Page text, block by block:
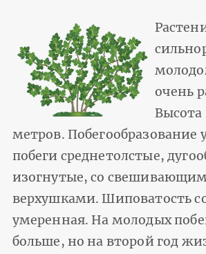
очень
Высота
метров. Побегообразование
побеги среднетолстые,
изогнутые, со
верхушками. Шиповатость
умеренная. На молодых
больше, но на второй год